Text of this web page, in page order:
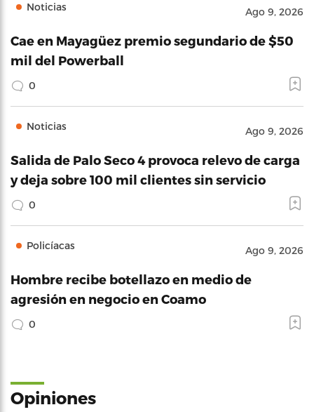
Noticias Ago 9, 2026
Cae en Mayagüez premio segundario de $50
mil del Powerball
0
Noticias Ago 9, 2026
Salida de Palo Seco 4 provoca relevo de carga
y deja sobre 100 mil clientes sin servicio
0
Policíacas Ago 9, 2026
Hombre recibe botellazo en medio de
agresión en negocio en Coamo
0
Opiniones